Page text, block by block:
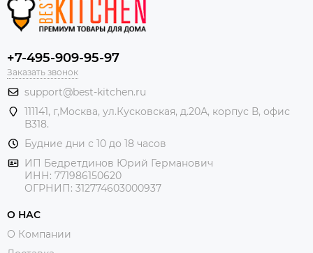
+7-495-909-95-97
Заказать звонок
support@best-kitchen.ru
111141, г,Москва, ул.Кусковская, д.20А, корпус В, офис
В318.
Будние дни с 10 до 18 часов
ИП Бедретдинов Юрий Германович
ИНН: 771986150620
ОГРНИП: 312774603000937
О НАС
О Компании